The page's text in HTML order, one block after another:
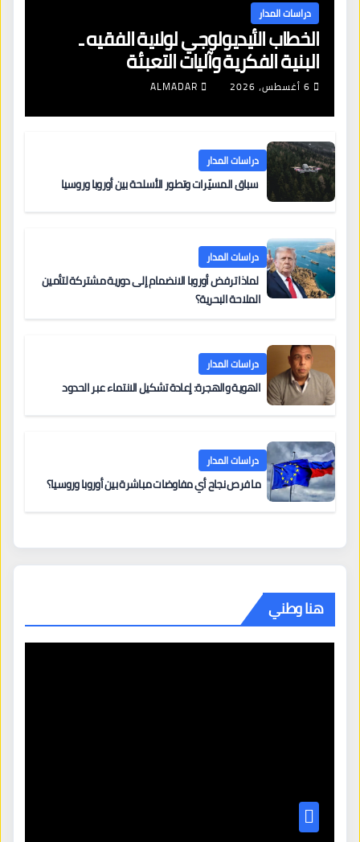
دراسات المدار
الخطاب الأيديولوجي لولاية الفقيه ـ
البنية الفكرية وآليات التعبئة
6 أغسطس، 2026 ALMADAR
دراسات المدار
سباق المسيّرات وتطور الأسلحة بين أوروبا وروسيا
دراسات المدار
لماذا ترفض أوروبا الانضمام إلى دورية مشتركة لتأمين
الملاحة البحرية؟
دراسات المدار
الهوية والهجرة: إعادة تشكيل الانتماء عبر الحدود
دراسات المدار
ما فرص نجاح أي مفاوضات مباشرة بين أوروبا وروسيا؟
هنا وطني